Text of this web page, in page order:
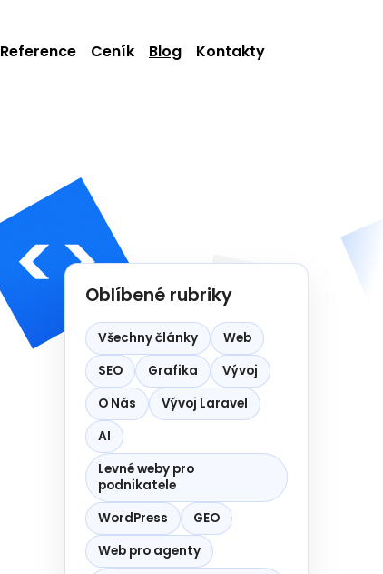
Reference Ceník Blog Kontakty
Oblíbené rubriky
Všechny články
Web
SEO
Grafika
Vývoj
O Nás
Vývoj Laravel
AI
Levné weby pro
podnikatele
WordPress
GEO
Web pro agenty